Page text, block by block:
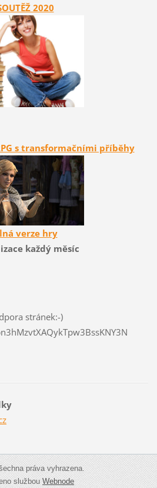
2020
s transformačními příběhy
verze hry
každý měsíc
stránek:-)
práva vyhrazena.
službouWebnode